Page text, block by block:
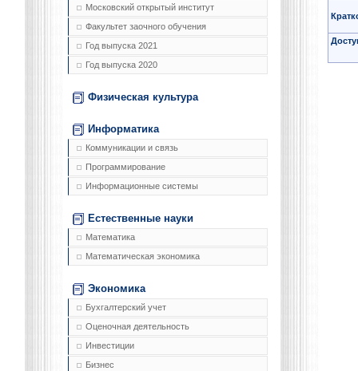
Московский открытый институт
Факультет заочного обучения
Год выпуска 2021
Год выпуска 2020
Физическая культура
Информатика
Коммуникации и связь
Программирование
Информационные системы
Естественные науки
Математика
Математическая экономика
Экономика
Бухгалтерский учет
Оценочная деятельность
Инвестиции
Бизнес